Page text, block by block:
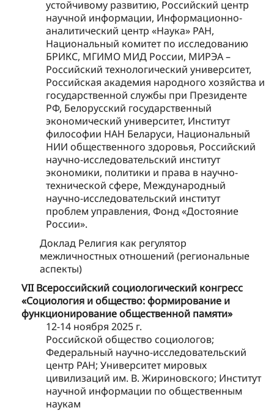
устойчивому развитию, Российский центр
научной информации, Информационно-
аналитический центр «Наука» РАН,
Национальный комитет по исследованию
БРИКС, МГИМО МИД России, МИРЭА –
Российский технологический университет,
Российская академия народного хозяйства и
государственной службы при Президенте
РФ, Белорусский государственный
экономический университет, Институт
философии НАН Беларуси, Национальный
НИИ общественного здоровья, Российский
научно-исследовательский институт
экономики, политики и права в научно-
технической сфере, Международный
научно-исследовательский институт
проблем управления, Фонд «Достояние
России».
Доклад Религия как регулятор
межличностных отношений (региональные
аспекты)
VII Всероссийский социологический конгресс
«Социология и общество: формирование и
функционирование общественной памяти»
12-14 ноября 2025 г.
Российской общество социологов;
Федеральный научно-исследовательский
центр РАН; Университет мировых
цивилизаций им. В. Жириновского; Институт
научной информации по общественным
наукам